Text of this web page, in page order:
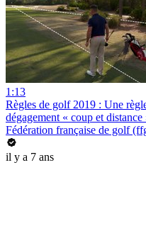
1:13
Règles de golf 2019 : Une
dégagement « coup et distance
Fédération française de golf
il y a 7 ans